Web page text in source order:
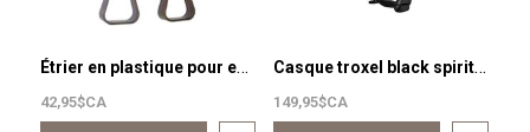
Étrier en plastique pour enfant
42,95$CA
Casque troxel black spirit mips
149,95$CA